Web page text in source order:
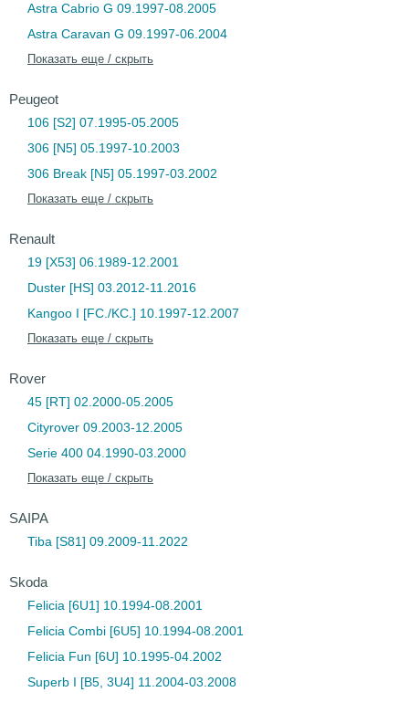
Astra Cabrio G 09.1997-08.2005
Astra Caravan G 09.1997-06.2004
Показать еще / скрыть
Peugeot
106 [S2] 07.1995-05.2005
306 [N5] 05.1997-10.2003
306 Break [N5] 05.1997-03.2002
Показать еще / скрыть
Renault
19 [X53] 06.1989-12.2001
Duster [HS] 03.2012-11.2016
Kangoo I [FC./KC.] 10.1997-12.2007
Показать еще / скрыть
Rover
45 [RT] 02.2000-05.2005
Cityrover 09.2003-12.2005
Serie 400 04.1990-03.2000
Показать еще / скрыть
SAIPA
Tiba [S81] 09.2009-11.2022
Skoda
Felicia [6U1] 10.1994-08.2001
Felicia Combi [6U5] 10.1994-08.2001
Felicia Fun [6U] 10.1995-04.2002
Superb I [B5, 3U4] 11.2004-03.2008